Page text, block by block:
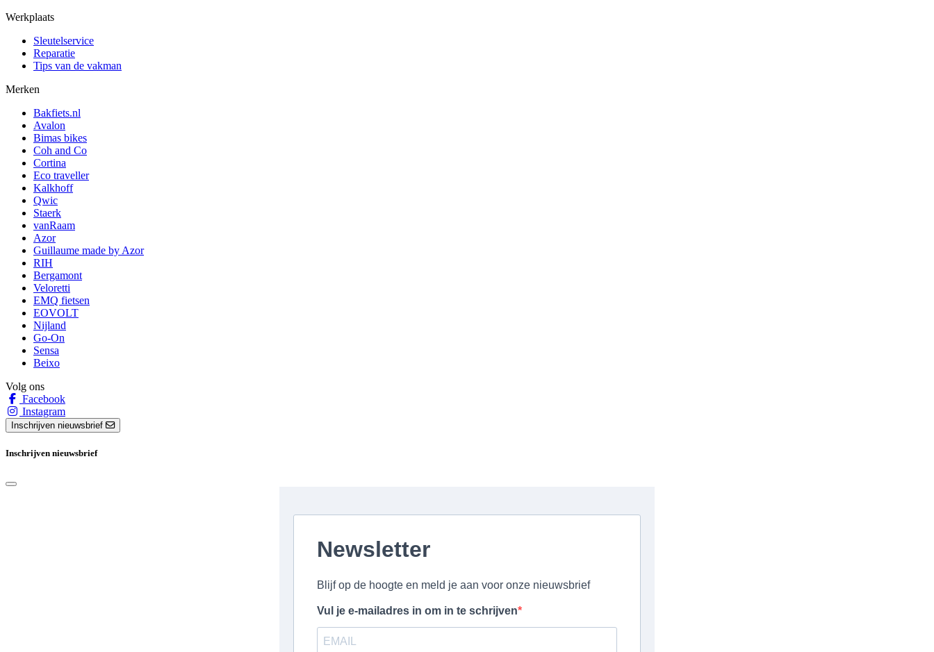
Werkplaats
Sleutelservice
Reparatie
Tips van de vakman
Merken
Bakfiets.nl
Avalon
Bimas bikes
Coh and Co
Cortina
Eco traveller
Kalkhoff
Qwic
Staerk
vanRaam
Azor
Guillaume made by Azor
RIH
Bergamont
Veloretti
EMQ fietsen
EOVOLT
Nijland
Go-On
Sensa
Beixo
Volg ons
Facebook
Instagram
Inschrijven nieuwsbrief
Inschrijven nieuwsbrief